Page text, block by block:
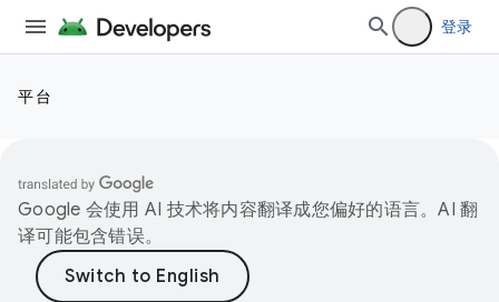
登录
平台
Google 会使用 AI 技术将内容翻译成您偏好的语言。AI 翻
译可能包含错误。